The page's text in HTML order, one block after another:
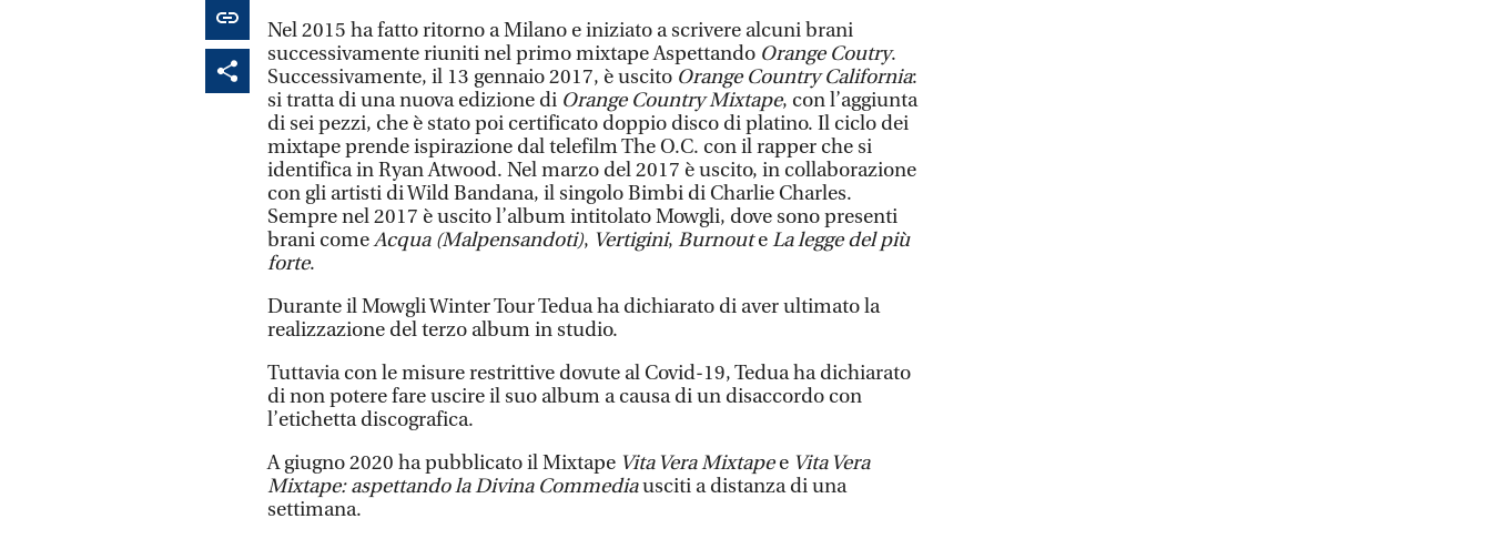
Nel 2015 ha fatto ritorno a Milano e iniziato a scrivere alcuni brani
successivamente riuniti nel primo mixtape Aspettando Orange Coutry.
Successivamente, il 13 gennaio 2017, è uscito Orange Country California:
si tratta di una nuova edizione di Orange Country Mixtape, con l’aggiunta
di sei pezzi, che è stato poi certificato doppio disco di platino. Il ciclo dei
mixtape prende ispirazione dal telefilm The O.C. con il rapper che si
identifica in Ryan Atwood. Nel marzo del 2017 è uscito, in collaborazione
con gli artisti di Wild Bandana, il singolo Bimbi di Charlie Charles.
Sempre nel 2017 è uscito l’album intitolato Mowgli, dove sono presenti
brani comeAcqua (Malpensandoti), Vertigini, BurnouteLa legge del più
forte.
Durante il Mowgli Winter Tour Tedua ha dichiarato di aver ultimato la
realizzazione del terzo album in studio.
Tuttavia con le misure restrittive dovute al Covid-19, Tedua ha dichiarato
di non potere fare uscire il suo album a causa di un disaccordo con
l’etichetta discografica.
A giugno 2020 ha pubblicato il Mixtape Vita Vera Mixtapee Vita Vera
Mixtape: aspettando la Divina Commediausciti a distanza di una
settimana.